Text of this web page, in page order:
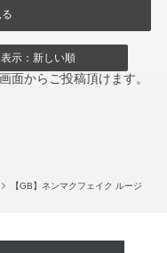
表示：新しい順
面からご投稿頂けます。
【GB】ネンマクフェイク ルージ